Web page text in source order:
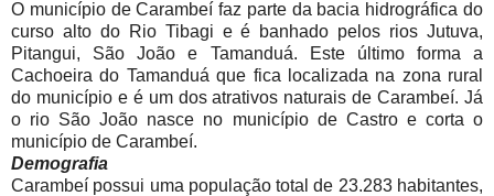
O município de Carambeí faz parte da bacia hidrográfica do
curso alto do Rio Tibagi e é banhado pelos rios Jutuva,
Pitangui, São João e Tamanduá. Este último forma a
Cachoeira do Tamanduá que fica localizada na zona rural
do município e é um dos atrativos naturais de Carambeí. Já
o rio São João nasce no município de Castro e corta o
município de Carambeí.
Demografia
Carambeí possui uma população total de 23.283 habitantes,